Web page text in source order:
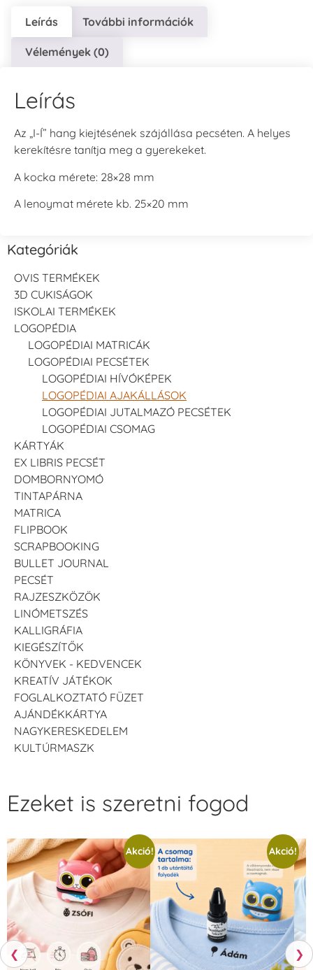
Leírás További információk
Vélemények (0)
Leírás
Az „I-Í” hang kiejtésének szájállása pecséten. A helyes
kerekítésre tanítja meg a gyerekeket.
A kocka mérete: 28×28 mm
A lenoymat mérete kb. 25×20 mm
Kategóriák
OVIS TERMÉKEK
3D CUKISÁGOK
ISKOLAI TERMÉKEK
LOGOPÉDIA
LOGOPÉDIAI MATRICÁK
LOGOPÉDIAI PECSÉTEK
LOGOPÉDIAI HÍVÓKÉPEK
LOGOPÉDIAI AJAKÁLLÁSOK
LOGOPÉDIAI JUTALMAZÓ PECSÉTEK
LOGOPÉDIAI CSOMAG
KÁRTYÁK
EX LIBRIS PECSÉT
DOMBORNYOMÓ
TINTAPÁRNA
MATRICA
FLIPBOOK
SCRAPBOOKING
BULLET JOURNAL
PECSÉT
RAJZESZKÖZÖK
LINÓMETSZÉS
KALLIGRÁFIA
KIEGÉSZÍTŐK
KÖNYVEK - KEDVENCEK
KREATÍV JÁTÉKOK
FOGLALKOZTATÓ FÜZET
AJÁNDÉKKÁRTYA
NAGYKERESKEDELEM
KULTÚRMASZK
❮
Ezeket is szeretni fogod
Akció! Akció!
❯